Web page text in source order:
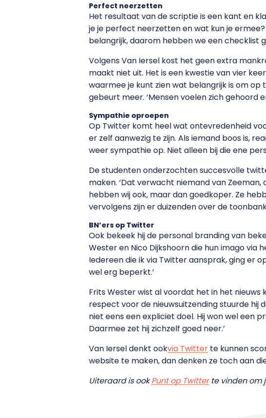
Perfect neerzetten
Het resultaat van de scriptie is een kant en
je je perfect neerzetten en wat kun je
belangrijk, daarom hebben we een checklist
Volgens Van Iersel kost het geen extra
maakt niet uit. Het is een kwestie van vier
waarmee je kunt zien wat belangrijk is om
gebeurt meer. ‘Mensen voelen zich gehoord
Sympathie oproepen
Op Twitter komt heel wat ontevredenheid
er zelf aanwezig te zijn. Als iemand boos is,
weer sympathie op. Niet alleen bij die ene
De studenten onderzochten succesvolle
maken. ‘Dat verwacht niemand van
hebben wij ook, maar dan goedkoper. Ze
vervolgens zijn er duizenden over de
BN’ers op Twitter
Ook bekeek hij de personal branding van
Wester en Nico Dijkshoorn die hun imago via
Iedereen die ik via Twitter aansprak, ging er
wel erg beperkt.’
Frits Wester wist al voordat het in het nieuws
respect voor de nieuwsuitzending stuurde hij
niet eens een expliciet doel. Hij won wel een
Daarmee zet hij zichzelf goed neer.’
Van Iersel denkt ookvia Twitter te kunnen
website te maken, dan denken ze toch aan
Uiteraard is ookPunt op Twitterte vinden om